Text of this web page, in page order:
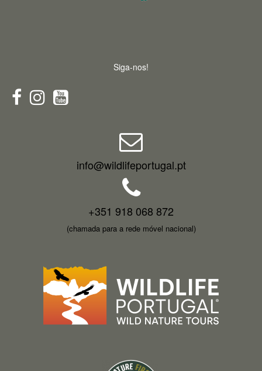
Siga-nos!
info@wildlifeportugal.pt
+351 918 068 872
(chamada para a rede móvel nacional)